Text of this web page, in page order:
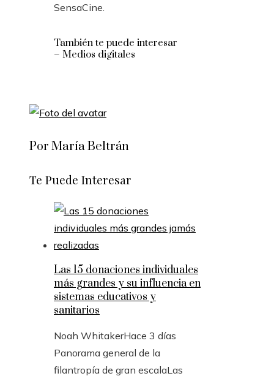
SensaCine.
También te puede interesar
– Medios digitales
Por María Beltrán
Te Puede Interesar
Las 15 donaciones individuales
más grandes y su influencia en
sistemas educativos y
sanitarios
Noah WhitakerHace 3 días
Panorama general de la
filantropía de gran escalaLas